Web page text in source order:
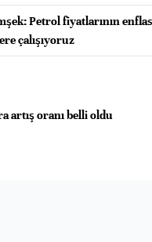
Petrol fiyatlarının
çalışıyoruz
artış oranı belli oldu